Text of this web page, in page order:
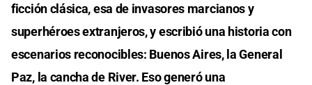
ficción clásica, esa de invasores marcianos y
superhéroes extranjeros, y escribió una historia con
escenarios reconocibles: Buenos Aires, la General
Paz, la cancha de River. Eso generó una